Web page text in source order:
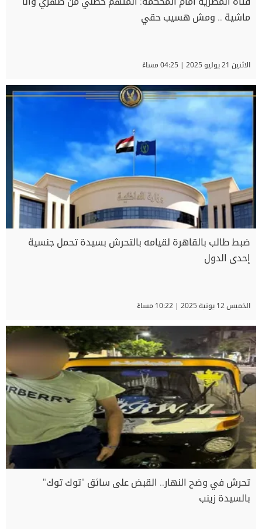
ماشية .. ومش هسيب حقي
الاثنين 21 يوليو 2025 | 04:25 مساءً
ضبط طالب بالقاهرة لقيامه بالتحرش بسيدة تحمل جنسية
إحدى الدول
الخميس 12 يونية 2025 | 10:22 مساءً
تحرش في وضح النهار.. القبض على سائق "توك توك"
بالسيدة زينب